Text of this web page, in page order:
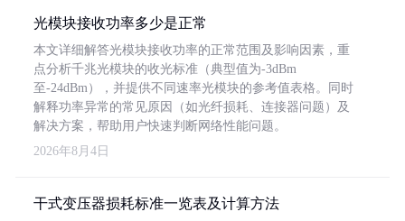
光模块接收功率多少是正常
本文详细解答光模块接收功率的正常范围及影响因素，重
点分析千兆光模块的收光标准（典型值为-3dBm
至-24dBm），并提供不同速率光模块的参考值表格。同时
解释功率异常的常见原因（如光纤损耗、连接器问题）及
解决方案，帮助用户快速判断网络性能问题。
2026年8月4日
干式变压器损耗标准一览表及计算方法